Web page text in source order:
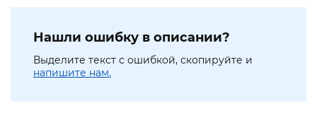
Нашли ошибку в описании?
Выделите текст с ошибкой, скопируйте и
напишите нам.